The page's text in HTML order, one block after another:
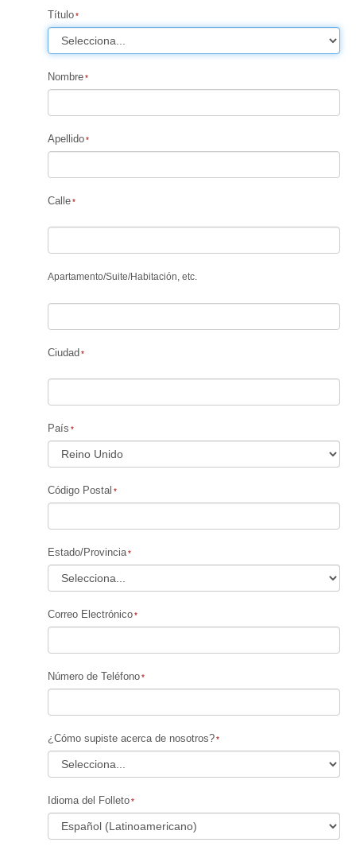
Título
Nombre
Apellido
Calle
Apartamento/Suite/Habitación, etc.
Ciudad
País
Código Postal
Estado/Provincia
Correo Electrónico
Número de Teléfono
¿Cómo supiste acerca de nosotros?
Idioma del Folleto